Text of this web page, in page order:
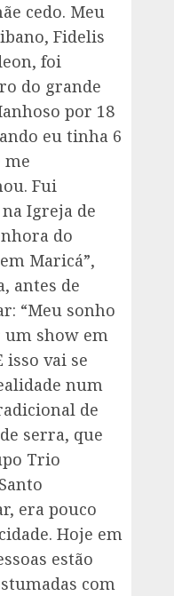
cedo. Meu
Fidelis
foi
do grande
por 18
eu tinha 6
me
Fui
Igreja de
do
Maricá”,
antes de
“Meu sonho
um show em
isso vai se
num
de
serra, que
Trio
era pouco
Hoje em
estão
com